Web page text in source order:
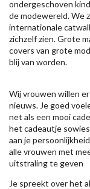
ondergeschoven
de modewereld. We
internationale
zichzelf zien. Grote
covers van grote
blij van worden.
Wij vrouwen willen
nieuws. Je goed
net als een mooi
het cadeautje
aan je
alle vrouwen met
uitstraling te geven
Je spreekt over het